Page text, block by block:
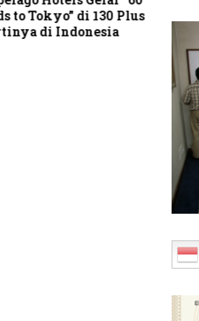
to Tokyo” di 130 Plus
di Indonesia